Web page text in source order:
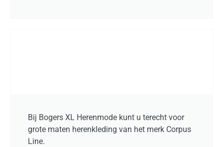
Bij Bogers XL Herenmode kunt u terecht voor
grote maten herenkleding van het merk Corpus
Line.